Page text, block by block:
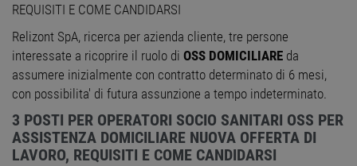
REQUISITI E COME CANDIDARSI
Relizont SpA, ricerca per azienda cliente, tre persone
interessate a ricoprire il ruolo di OSS DOMICILIARE da
assumere inizialmente con contratto determinato di 6 mesi,
con possibilita' di futura assunzione a tempo indeterminato.
3 POSTI PER OPERATORI SOCIO SANITARI OSS PER
ASSISTENZA DOMICILIARE NUOVA OFFERTA DI
LAVORO, REQUISITI E COME CANDIDARSI